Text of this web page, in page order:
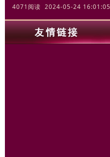
4071阅读 2024-05-24 16:01:05